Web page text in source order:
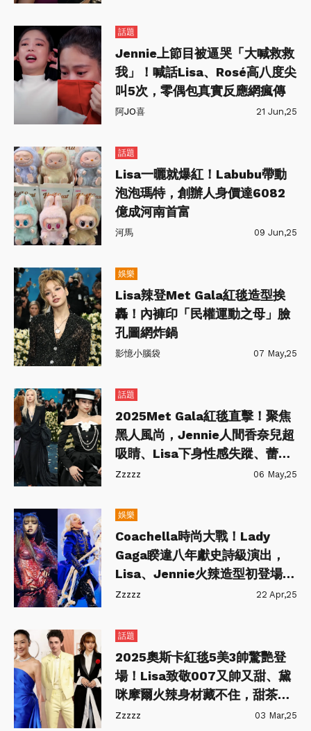
話題
Jennie上節目被逼哭「大喊救救
我」！喊話Lisa、Rosé高八度尖
叫5次，零偶包真實反應網瘋傳
阿JO喜 21 Jun,25
話題
Lisa一曬就爆紅！Labubu帶動
泡泡瑪特，創辦人身價達6082
億成河南首富
河馬 09 Jun,25
娛樂
Lisa辣登Met Gala紅毯造型挨
轟！內褲印「民權運動之母」臉
孔圖網炸鍋
影憶小腦袋 07 May,25
話題
2025Met Gala紅毯直擊！聚焦
黑人風尚，Jennie人間香奈兒超
吸睛、Lisa下身性感失蹤、蕾哈
娜挺肚獻驚喜
Zzzzz 06 May,25
娛樂
Coachella時尚大戰！Lady
Gaga睽違八年獻史詩級演出，
Lisa、Jennie火辣造型初登場最
搶鏡
Zzzzz 22 Apr,25
話題
2025奧斯卡紅毯5美3帥驚艷登
場！Lisa致敬007又帥又甜、黛
咪摩爾火辣身材藏不住，甜茶
Timothée檸檬色套裝超搶鏡
Zzzzz 03 Mar,25